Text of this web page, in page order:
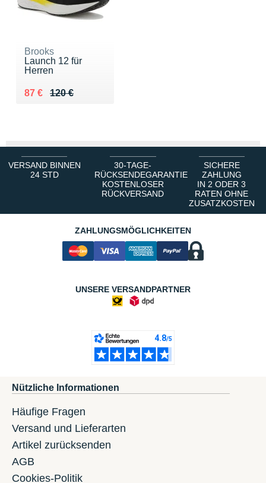
Brooks
Launch 12 für
Herren
120 €
Au lieu de 120 €
87 €
Vendu 87 €
VERSAND BINNEN
24 STD
30-TAGE-
RÜCKSENDEGARANTIE
KOSTENLOSER
RÜCKVERSAND
SICHERE
ZAHLUNG
IN 2 ODER 3
RATEN OHNE
ZUSATZKOSTEN
ZAHLUNGSMÖGLICHKEITEN
UNSERE VERSANDPARTNER
Nützliche Informationen
Häufige Fragen
Versand und Lieferarten
Artikel zurücksenden
AGB
Cookies-Politik